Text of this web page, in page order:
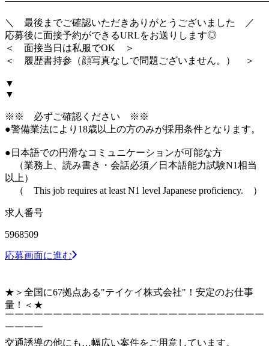
＼ 最後までご確認いただきありがとうございました ／
応募後に面接予約ができるURLをお送りします◎
＜ 面接当日は私服でOK ＞
＜ 履歴書持参（顔写真なしで問題ございません。） ＞
▼
▼
※※ 必ずご確認ください ※※
●警備業法により18歳以上の方のみが採用条件となります。
●日本語での円滑なコミュニケーションが可能な方
（業務上、読み書き・会話必須／日本語能力試験N1相当
以上）
（ This job requires at least N1 level Japanese proficiency. ）
求人番号
5968509
応募画面に進む
★＞全国に67拠点ある"テイケイ株式会社"！安定のお仕事
量！＜★
￣￣￣￣￣￣￣￣￣￣￣￣￣￣￣￣￣￣￣￣￣￣￣￣￣￣￣
￣￣￣￣
交通誘導の他にも…幅広い案件をご用意しています。